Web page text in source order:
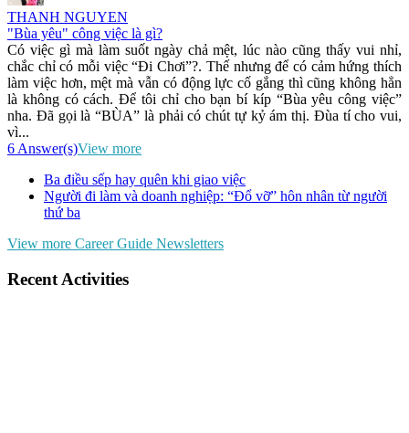
THANH NGUYEN
"Bùa yêu" công việc là gì?
Có việc gì mà làm suốt ngày chả mệt, lúc nào cũng thấy vui nhỉ,
chắc chỉ có mỗi việc “Đi Chơi”?. Thế nhưng để có cảm hứng thích
làm việc hơn, mệt mà vẫn có động lực cố gắng thì cũng không hẳn
là không có cách. Để tôi chỉ cho bạn bí kíp “Bùa yêu công việc”
nha. Đã gọi là “BÙA” là phải có chút tự kỷ ám thị. Đùa tí cho vui,
vì...
6 Answer(s)View more
Ba điều sếp hay quên khi giao việc
Người đi làm và doanh nghiệp: “Đổ vỡ” hôn nhân từ người
thứ ba
View more Career Guide Newsletters
Recent Activities